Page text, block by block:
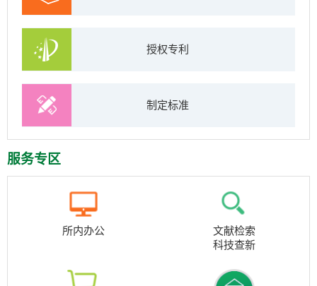
授权专利
制定标准
服务专区
所内办公
文献检索
科技查新